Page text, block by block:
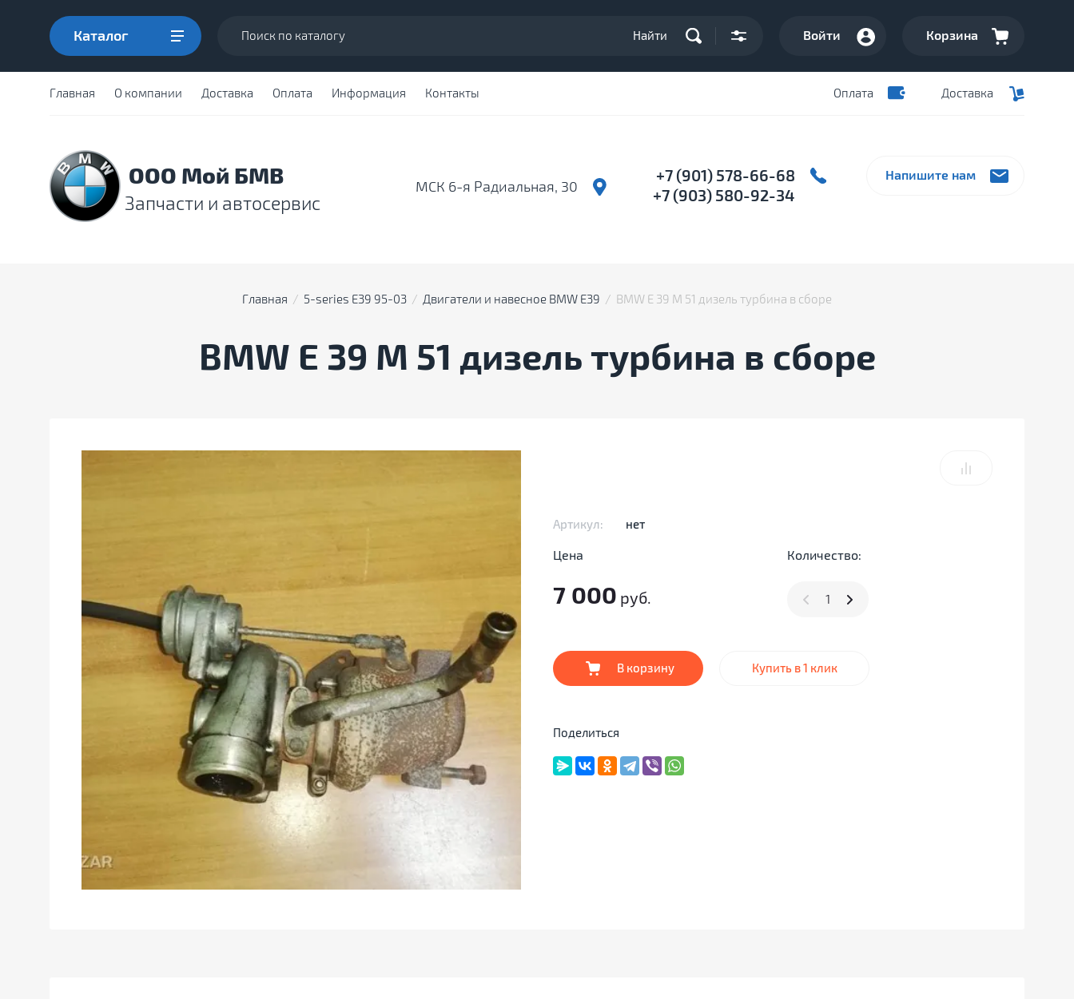
Каталог Найти Войти Корзина
Главная О компании Доставка Оплата Информация Контакты Оплата Доставка
ООО Мой БМВ
Запчасти и автосервис
МСК 6-я Радиальная, 30
+7 (901) 578-66-68
+7 (903) 580-92-34
Напишите нам
Главная
  /
5-series E39 95-03
  /
Двигатели и навесное BMW E39
  /  BMW Е 39 М 51 дизель турбина в сборе
BMW Е 39 М 51 дизель турбина в сборе
Артикул: нет
Цена
7 000 руб.
Количество:
В корзину Купить в 1 клик
Поделиться